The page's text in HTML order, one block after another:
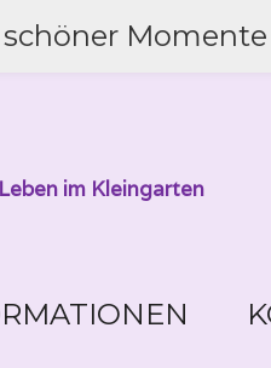
Momente
im Kleingarten